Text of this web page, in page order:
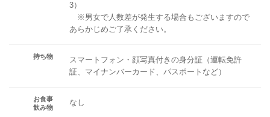
3）
※男女で人数差が発生する場合もございますので
あらかじめご了承ください。
持ち物
スマートフォン・顔写真付きの身分証（運転免許
証、マイナンバーカード、パスポートなど）
お食事
飲み物
なし